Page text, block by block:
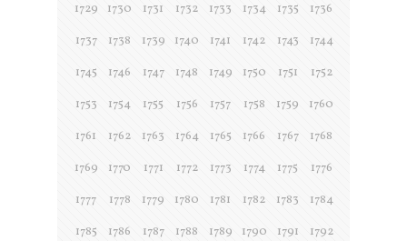
1729
1730 1731 1732 1733 1734 1735
1736
1737
1738 1739 1740 1741 1742 1743
1744
1745
1746 1747 1748 1749 1750 1751
1752
1753
1754 1755 1756 1757 1758 1759
1760
1761
1762 1763 1764 1765 1766 1767
1768
1769
1770 1771 1772 1773 1774 1775
1776
1777
1778 1779 1780 1781 1782 1783
1784
1785
1786 1787 1788 1789 1790 1791
1792